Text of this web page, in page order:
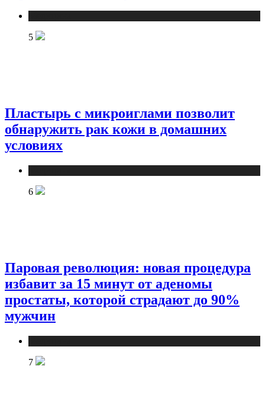
5
Пластырь с микроиглами позволит
обнаружить рак кожи в домашних
условиях
6
Паровая революция: новая процедура
избавит за 15 минут от аденомы
простаты, которой страдают до 90%
мужчин
7